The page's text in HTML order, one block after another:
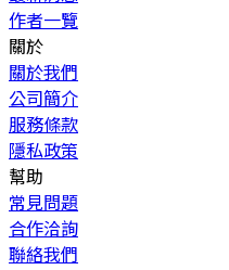
作者一覽
關於
關於我們
公司簡介
服務條款
隱私政策
幫助
常見問題
合作洽詢
聯絡我們